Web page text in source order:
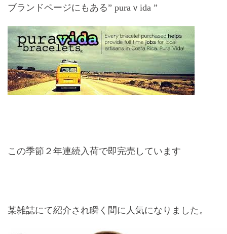
ブランドページにもある” puraｖida ”
この季節２年連続入荷で即完売しています
某雑誌にて紹介され瞬く間に人気になりました。